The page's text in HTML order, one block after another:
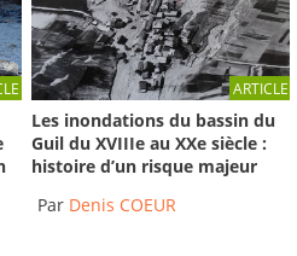
ARTICLE
Les inondations du bassin du
Guil du XVIIIe au XXe siècle :
histoire d’un risque majeur
Par Denis COEUR